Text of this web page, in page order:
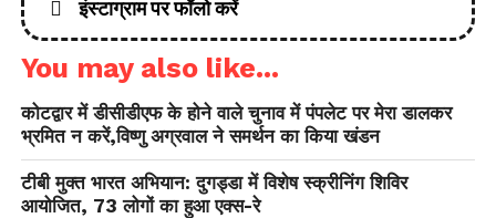
इंस्टाग्राम पर फॉलो करें
You may also like...
कोटद्वार में डीसीडीएफ के होने वाले चुनाव में पंपलेट पर मेरा डालकर
भ्रमित न करें,विष्णु अग्रवाल ने समर्थन का किया खंडन
टीबी मुक्त भारत अभियान: दुगड्डा में विशेष स्क्रीनिंग शिविर
आयोजित, 73 लोगों का हुआ एक्स-रे